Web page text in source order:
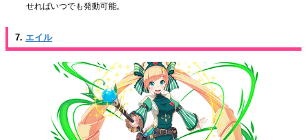
せればいつでも発動可能。
7. エイル